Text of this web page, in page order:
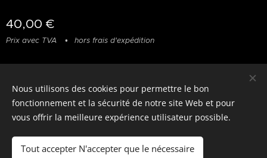
40,00 €
Prix avec TVA hors frais d'expédition
© photostylist.it- 2026 All rights reserved Cookies
Langues
Nous utilisons des cookies pour permettre le bon
fonctionnement et la sécurité de notre site Web et pour
vous offrir la meilleure expérience utilisateur possible.
Tout accepter N'accepter que le nécessaire